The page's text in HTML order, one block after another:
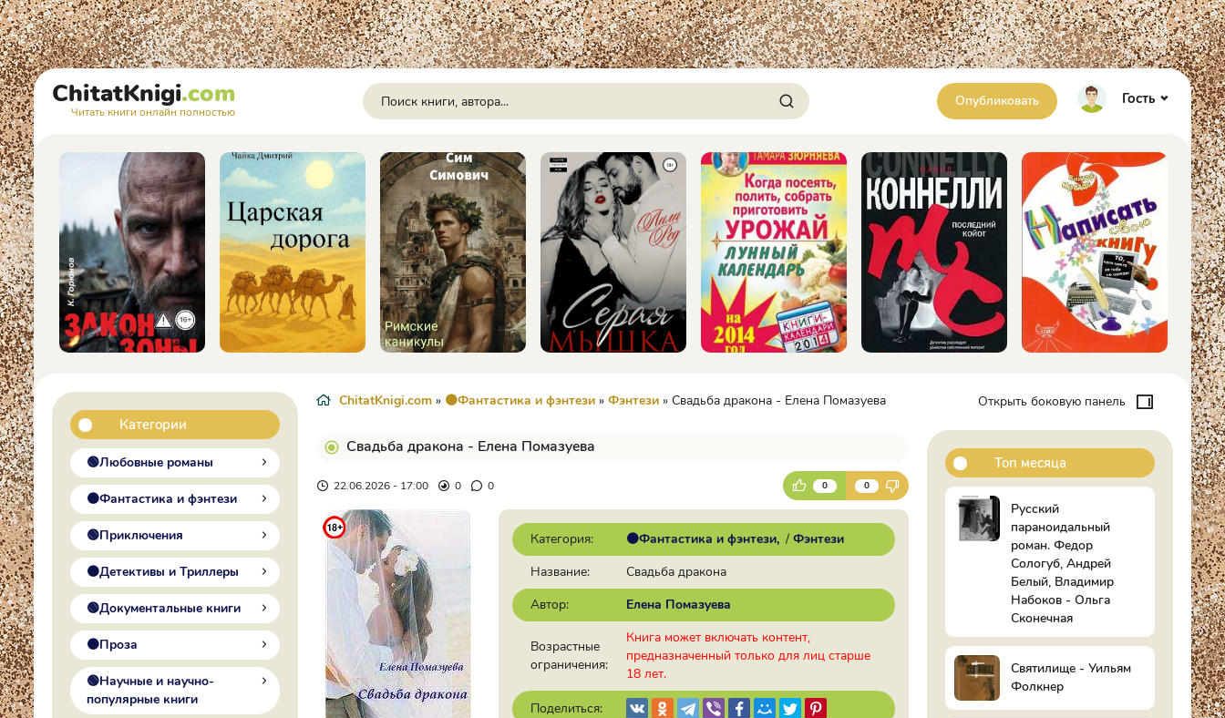
ChitatKnigi.com
Читать книги онлайн полностью
Опубликовать Гость
Категории
🟢Любовные романы
🟠Фантастика и фэнтези
🟢Приключения
🟠Детективы и Триллеры
🟢Документальные книги
🟠Проза
🟢Научные и научно-
популярные книги
ChitatKnigi.com » 🟠Фантастика и фэнтези » Фэнтези » Свадьба дракона - Елена Помазуева
Свадьба дракона - Елена Помазуева
22.06.2026 - 17:00 0 0 0 0
Категория: 🟠Фантастика и фэнтези / Фэнтези
Название:
Свадьба дракона
Автор:
Елена Помазуева
Возрастные
ограничения:
Книга может включать контент,
предназначенный только для лиц старше
18 лет.
Поделиться:
Открыть боковую панель
Топ месяца
Русский
параноидальный
роман. Федор
Сологуб, Андрей
Белый, Владимир
Набоков - Ольга
Сконечная
Святилище - Уильям
Фолкнер